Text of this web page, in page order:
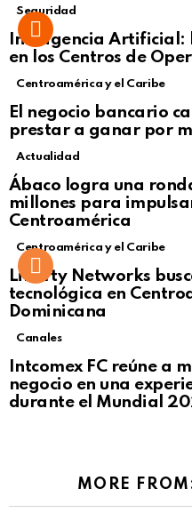
Seguridad
Inteligencia Artificial:
en los Centros de
Centroamérica y el Caribe
El negocio bancario
prestar a ganar por
Not
Click to
Actualidad
Ábaco logra una
millones para
Centroamérica
Centroamérica y el Caribe
Liberty Networks
tecnológica en
Dominicana
Canales
Intcomex FC reúne a
negocio en una
durante el Mundial
MORE